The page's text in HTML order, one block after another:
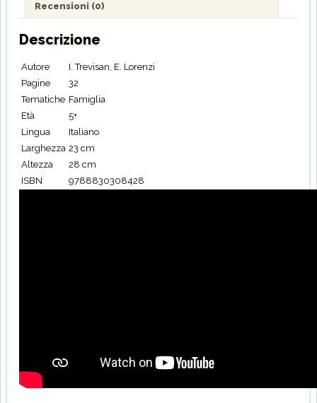
Recensioni (0)
Descrizione
Autore
I. Trevisan, E. Lorenzi
Pagine
32
Tematiche Famiglia
Età
5+
Lingua
Italiano
Larghezza 23 cm
Altezza
28 cm
ISBN
9788830308428